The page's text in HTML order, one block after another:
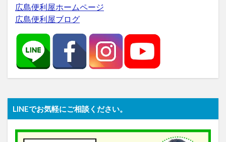
広島便利屋ホームページ
広島便利屋ブログ
LINEでお気軽にご相談ください。